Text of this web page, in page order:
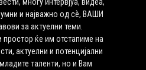
и најважно од сѐ, ВАШИ
за актуелни теми.
простор ќе им отстапиме на
актуелни и потенцијални
таленти, но и Вам